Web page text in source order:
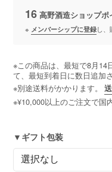
16 高野酒造ショップポ
※ メンバーシップに登録し、
※この商品は、最短で8月14
て、最短到着日に数日追加
※別途送料がかかります。
※¥10,000以上のご注文で国
▼ギフト包装